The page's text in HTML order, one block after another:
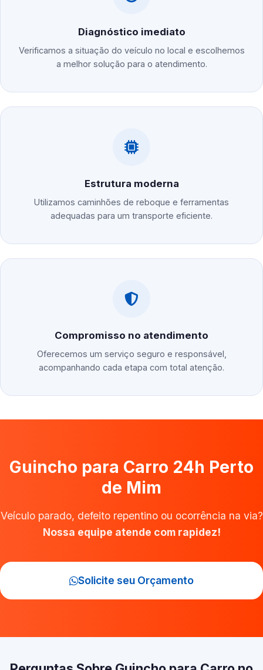
Diagnóstico imediato
Verificamos a situação do veículo no local e escolhemos
a melhor solução para o atendimento.
Estrutura moderna
Utilizamos caminhões de reboque e ferramentas
adequadas para um transporte eficiente.
Compromisso no atendimento
Oferecemos um serviço seguro e responsável,
acompanhando cada etapa com total atenção.
Guincho para Carro 24h Perto
de Mim
Veículo parado, defeito repentino ou ocorrência na via?
Nossa equipe atende com rapidez!
Solicite seu Orçamento